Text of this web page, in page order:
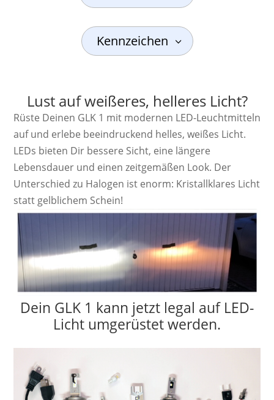
Kennzeichen
Lust auf weißeres, helleres Licht?
Rüste Deinen GLK 1 mit modernen LED-Leuchtmitteln
auf und erlebe beeindruckend helles, weißes Licht.
LEDs bieten Dir bessere Sicht, eine längere
Lebensdauer und einen zeitgemäßen Look. Der
Unterschied zu Halogen ist enorm: Kristallklares Licht
statt gelblichem Schein!
Dein GLK 1 kann jetzt legal auf LED-
Licht umgerüstet werden.